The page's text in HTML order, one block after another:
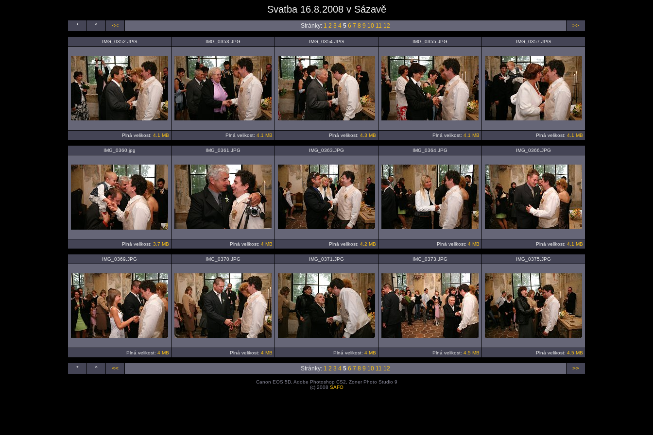
Svatba 16.8.2008 v Sázavě
* ^ << Stránky: 1 2 3 4 5 6 7 8 9 10 11 12 >>
IMG_0352.JPG IMG_0353.JPG IMG_0354.JPG IMG_0355.JPG IMG_0357.JPG
Plná velikost: 4.1 MB Plná velikost: 4.1 MB Plná velikost: 4.3 MB Plná velikost: 4.1 MB Plná velikost: 4.1 MB
IMG_0360.jpg IMG_0361.JPG IMG_0363.JPG IMG_0364.JPG IMG_0366.JPG
Plná velikost: 3.7 MB Plná velikost: 4 MB Plná velikost: 4.2 MB Plná velikost: 4 MB Plná velikost: 4.1 MB
IMG_0369.JPG IMG_0370.JPG IMG_0371.JPG IMG_0373.JPG IMG_0375.JPG
Plná velikost: 4 MB Plná velikost: 4 MB Plná velikost: 4 MB Plná velikost: 4.5 MB Plná velikost: 4.5 MB
* ^ << Stránky: 1 2 3 4 5 6 7 8 9 10 11 12 >>
Canon EOS 5D, Adobe Photoshop CS2, Zoner Photo Studio 9
(c) 2008 SAFO